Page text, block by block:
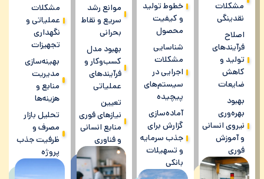
مشکلات
نقدینگی
اصلاح
فرآیندهای
تولید و
کاهش
ضایعات
بهبود
بهره‌وری
نیروی انسانی
و آموزش
فوری
خطوط تولید
و کیفیت
محصول
شناسایی
مشکلات
اجرایی در
سیستم‌های
پیچیده
آماده‌سازی
گزارش برای
جذب سرمایه
و تسهیلات
بانکی
موانع رشد
سریع و نقاط
بحرانی
بهبود مدل
کسب‌وکار و
فرآیندهای
عملیاتی
تعیین
نیازهای فوری
منابع انسانی
و فناوری
مشکلات
عملیاتی و
نگهداری
تجهیزات
بهینه‌سازی
مدیریت
منابع و
هزینه‌ها
تحلیل بازار
مصرف و
ظرفیت جذب
پروژه